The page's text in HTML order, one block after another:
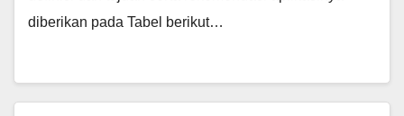
diberikan pada Tabel berikut…